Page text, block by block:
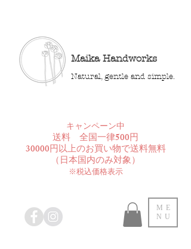
Maika Handworks
Natural, gentle and simple.
​キャンペーン中
送料 全国一律500円
30000円以上のお買い物で送料無料
​（日本国内のみ対象）
※税込価格表示
ME
NU